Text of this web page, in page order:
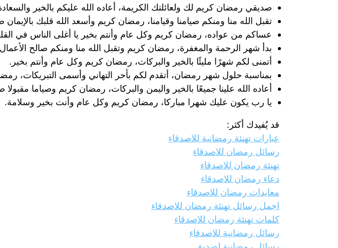
صديقي رمضان كريم لك ولعائلتك الكريمة، أعاده الله عليكم بالخير
تقبل الله منا ومنكم صيامنا وقيامنا، رمضان كريم وأسعد الله قلبك
عساكم من عواده، رمضان كريم وكل عام وأنتم بخير يا أغلى الناس في
بدأ شهر الرحمة والمغفرة، رمضان كريم وتقبل الله منا ومنكم صالح
أتمنى لكم شهرًا مليئًا بالخير والبركات، رمضان كريم وكل عام وأنتم بخير.
بمناسبة حلول شهر رمضان، أتقدم لكم بأحر التهاني وأسمى التبريكات،
أعاده الله علينا جميعًا بالخير واليمن والبركات، رمضان كريم وصياما
يا رب يكون عليك شهرا مباركا، رمضان كريم وكل عام وأنت بخير وسلامة.
قد يُفيدك أكثر:
عبارات تهنئة رمضانية للاصدقاء
رسائل رمضان للاصدقاء
تهنئة رمضان للاصدقاء
دعاء رمضان للاصدقاء
معايدات رمضان للاصدقاء
اجمل رسائل تهنئة رمضان للاصدقاء
كلمات تهنئة رمضان للاصدقاء
رسائل رمضانية للاصدقاء